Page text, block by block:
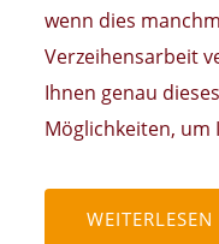
wenn dies
Verzeihensarbeit
Ihnen genau
Möglichkeiten, um